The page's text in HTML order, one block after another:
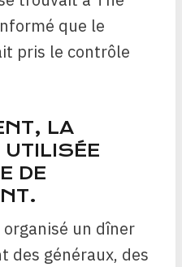
que le
pris le contrôle
LA
UTILISÉE
DE
un dîner
des généraux, des